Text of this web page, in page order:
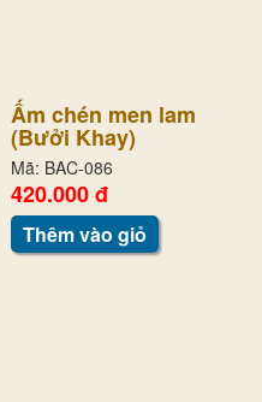
Ấm chén men lam
(Bưởi Khay)
Mã: BAC-086
420.000 đ
Thêm vào giỏ